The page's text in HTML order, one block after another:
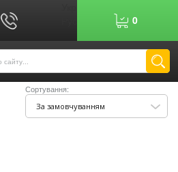
7 Показати номер
0
Сортування:
За замовчуванням